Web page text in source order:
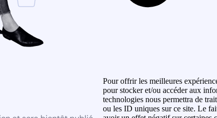
Pour offrir les meilleures
pour stocker et/ou accéder aux
technologies nous permettra de
ou les ID uniques sur ce site. Le